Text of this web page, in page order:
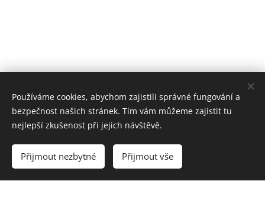
Martin Šíl
Čechova 156, 432 01 Kadaň
+420 777 137 212
Používáme cookies, abychom zajistili správné fungování a
bezpečnost našich stránek. Tím vám můžeme zajistit tu
nejlepší zkušenost při jejich návštěvě.
Přijmout nezbytné Přijmout vše